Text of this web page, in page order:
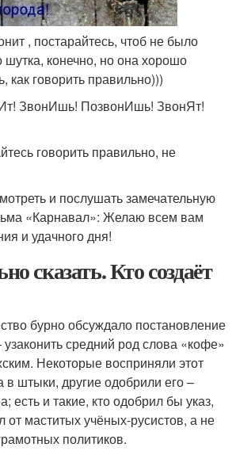
, постарайтесь, чтоб не было
конечно, но она хорошо
как говорить правильно)))
ЗвонИшь! ПозвонИшь! ЗвонЯт!
говорить правильно, не
и послушать замечательную
«Карнавал»: Желаю всем вам
и удачного дня!
сказать. Кто создаёт
бурно обсуждало постановление
средний род слова «кофе»
Некоторые восприняли этот
в штыки, другие одобрили его –
есть и такие, кто одобрил бы указ,
от маститых учёных-русистов, а не
политиков.